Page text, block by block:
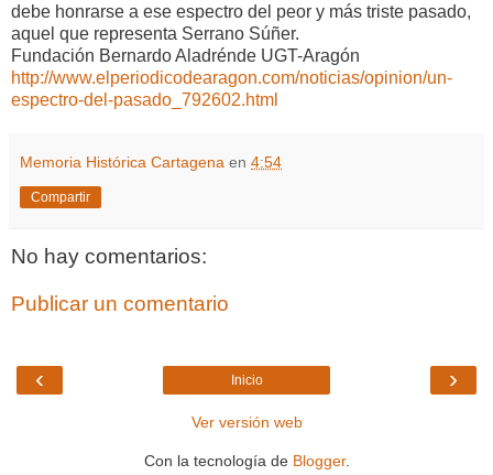
debe honrarse a ese espectro del peor y más triste pasado,
aquel que representa Serrano Súñer.
Fundación Bernardo Aladrénde UGT-Aragón
http://www.elperiodicodearagon.com/noticias/opinion/un-
espectro-del-pasado_792602.html
Memoria Histórica Cartagena en 4:54
Compartir
No hay comentarios:
Publicar un comentario
‹ ›
Inicio
Ver versión web
Con la tecnología de Blogger.